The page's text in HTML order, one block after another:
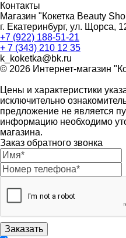
Контакты
Магазин "Кокетка Beauty
г. Екатеринбург, ул. Щорса,
+7 (922) 188-51-21
+ 7 (343) 210 12 35
k_koketka@bk.ru
© 2026 Интернет-магазин
Цены и характеристики
исключительно
предложение не является
информацию необходимо
магазина.
Заказ обратного звонка